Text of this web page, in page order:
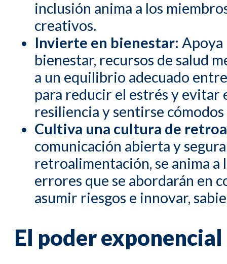
inclusión anima a los
creativos.
Invierte en bienestar: Apoya
bienestar, recursos de salud
a un equilibrio adecuado
para reducir el estrés y evitar
resiliencia y sentirse
Cultiva una cultura de
comunicación abierta y
retroalimentación, se anima a
errores que se abordarán en
asumir riesgos e innovar,
El poder